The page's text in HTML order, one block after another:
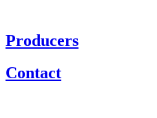
Producers
Contact